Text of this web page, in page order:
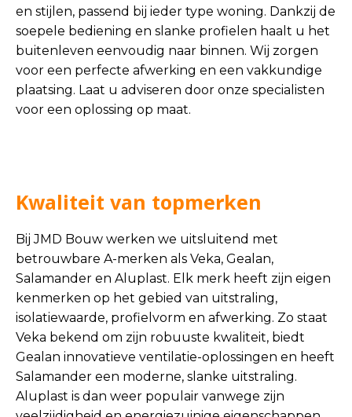
en stijlen, passend bij ieder type woning. Dankzij de
soepele bediening en slanke profielen haalt u het
buitenleven eenvoudig naar binnen. Wij zorgen
voor een perfecte afwerking en een vakkundige
plaatsing. Laat u adviseren door onze specialisten
voor een oplossing op maat.
Kwaliteit van topmerken
Bij JMD Bouw werken we uitsluitend met
betrouwbare A-merken als Veka, Gealan,
Salamander en Aluplast. Elk merk heeft zijn eigen
kenmerken op het gebied van uitstraling,
isolatiewaarde, profielvorm en afwerking. Zo staat
Veka bekend om zijn robuuste kwaliteit, biedt
Gealan innovatieve ventilatie-oplossingen en heeft
Salamander een moderne, slanke uitstraling.
Aluplast is dan weer populair vanwege zijn